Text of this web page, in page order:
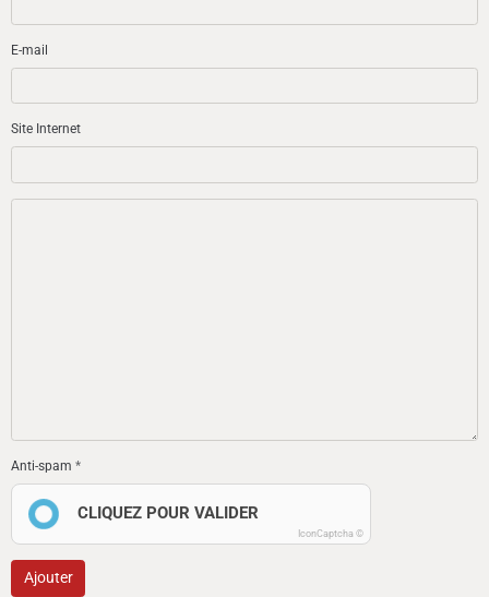
E-mail
Site Internet
Anti-spam
CLIQUEZ POUR VALIDER
IconCaptcha ©
Ajouter